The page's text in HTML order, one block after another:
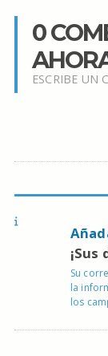
0
ESCRIBE UN
Su
la
los